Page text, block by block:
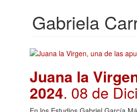
Gabriela
Juana la
2024. 08 de